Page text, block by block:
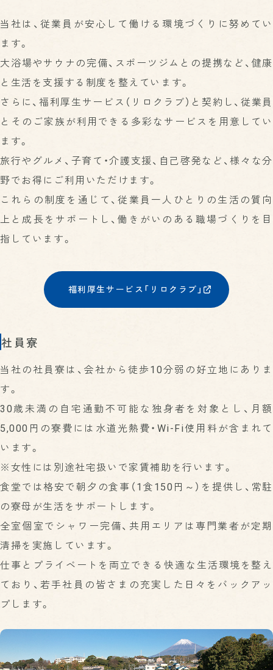
当社は、従業員が安心して働ける環境づくりに努めてい
ます。
大浴場やサウナの完備、スポーツジムとの提携など、健康
と生活を支援する制度を整えています。
さらに、福利厚生サービス（リロクラブ）と契約し、従業員
とそのご家族が利用できる多彩なサービスを用意してい
ます。
旅行やグルメ、子育て・介護支援、自己啓発など、様々な分
野でお得にご利用いただけます。
これらの制度を通じて、従業員一人ひとりの生活の質向
上と成長をサポートし、働きがいのある職場づくりを目
指しています。
福利厚生サービス「リロクラブ」
社員寮
当社の社員寮は、会社から徒歩10分弱の好立地にありま
す。
30歳未満の自宅通勤不可能な独身者を対象とし、月額
5,000円の寮費には水道光熱費・Wi-Fi使用料が含まれて
います。
※女性には別途社宅扱いで家賃補助を行います。
食堂では格安で朝夕の食事（1食150円～）を提供し、常駐
の寮母が生活をサポートします。
全室個室でシャワー完備、共用エリアは専門業者が定期
清掃を実施しています。
仕事とプライベートを両立できる快適な生活環境を整え
ており、若手社員の皆さまの充実した日々をバックアッ
プします。